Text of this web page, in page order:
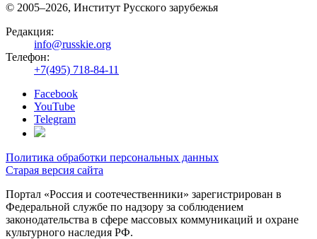
© 2005–2026, Институт Русского зарубежья
Редакция:
info@russkie.org
Телефон:
+7(495) 718-84-11
Facebook
YouTube
Telegram
Политика обработки персональных данных
Старая версия сайта
Портал «Россия и соотечественники» зарегистрирован в
Федеральной службе по надзору за соблюдением
законодательства в сфере массовых коммуникаций и охране
культурного наследия РФ.